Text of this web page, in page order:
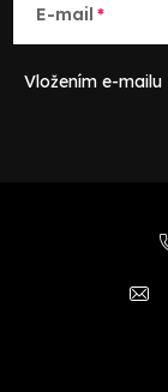
E-mail
Vložením e-mailu